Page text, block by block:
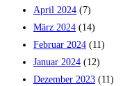
April 2024 (7)
März 2024 (14)
Februar 2024 (11)
Januar 2024 (12)
Dezember 2023 (11)